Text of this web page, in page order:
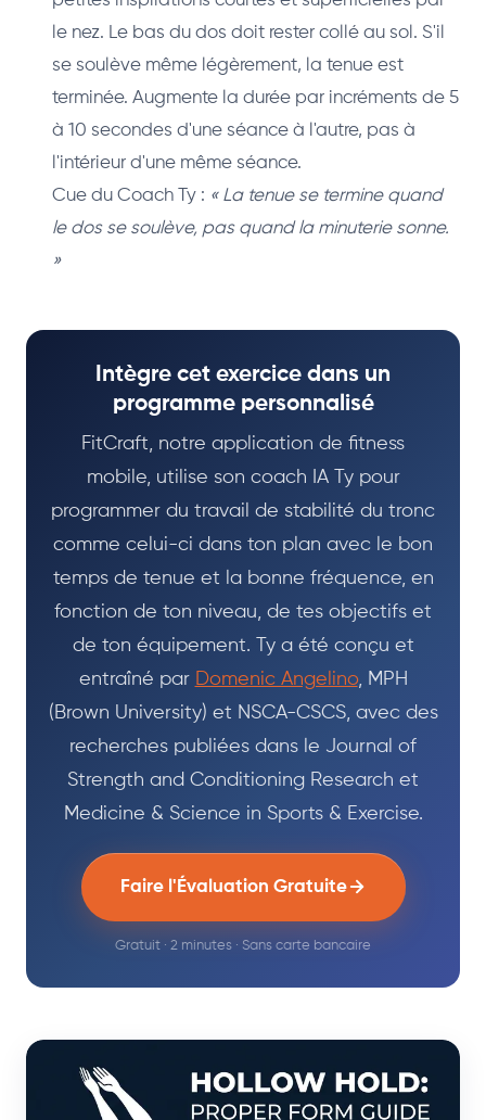
le nez. Le bas du dos doit rester collé au sol. S'il
se soulève même légèrement, la tenue est
terminée. Augmente la durée par incréments de 5
à 10 secondes d'une séance à l'autre, pas à
l'intérieur d'une même séance.
Cue du Coach Ty : « La tenue se termine quand
le dos se soulève, pas quand la minuterie sonne.
»
Intègre cet exercice dans un
programme personnalisé
FitCraft, notre application de fitness
mobile, utilise son coach IA Ty pour
programmer du travail de stabilité du tronc
comme celui-ci dans ton plan avec le bon
temps de tenue et la bonne fréquence, en
fonction de ton niveau, de tes objectifs et
de ton équipement. Ty a été conçu et
entraîné par Domenic Angelino, MPH
(Brown University) et NSCA-CSCS, avec des
recherches publiées dans le Journal of
Strength and Conditioning Research et
Medicine & Science in Sports & Exercise.
Faire l'Évaluation Gratuite
Gratuit · 2 minutes · Sans carte bancaire